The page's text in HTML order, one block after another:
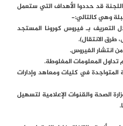
قد حددوا الأهداف التي ستعمل
وهي كالتالي:-
التعريف بـ فيروس كورونا المستجد
المتواجدة في كليات ومعاهد وإدارات
الصحة والقنوات الإعلامية لتسهيل